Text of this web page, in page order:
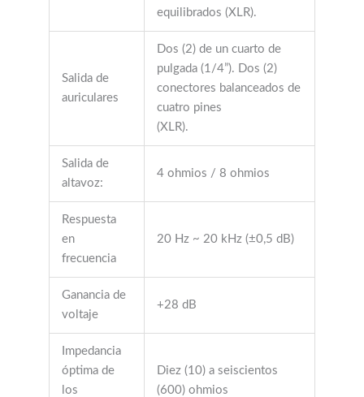
equilibrados (XLR).
Salida de
auriculares
Dos (2) de un cuarto de
pulgada (1/4”). Dos (2)
conectores balanceados de
cuatro pines
(XLR).
Salida de
altavoz:
4 ohmios / 8 ohmios
Respuesta
en
frecuencia
20 Hz ~ 20 kHz (±0,5 dB)
Ganancia de
voltaje
+28 dB
Impedancia
óptima de
los
Diez (10) a seiscientos
(600) ohmios